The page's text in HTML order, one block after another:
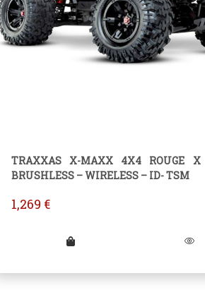
TRAXXAS X-MAXX 4X4 ROUGE
BRUSHLESS – WIRELESS – ID- TSM
1,269 €